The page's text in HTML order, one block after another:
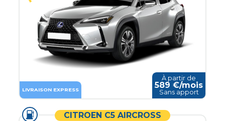
LIVRAISON EXPRESS
À partir de
589 €/mois
Sans apport
CITROEN C5 AIRCROSS